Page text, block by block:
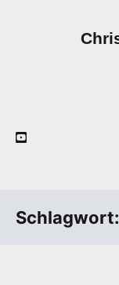
Schlagwort: